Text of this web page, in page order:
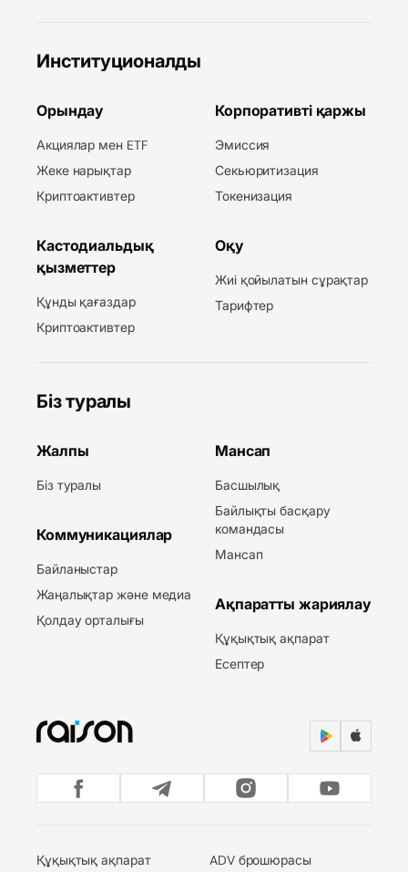
Институционалды
Орындау
Акциялар мен ETF
Жеке нарықтар
Криптоактивтер
Кастодиальдық
қызметтер
Құнды қағаздар
Криптоактивтер
Корпоративті қаржы
Эмиссия
Секьюритизация
Токенизация
Оқу
Жиі қойылатын сұрақтар
Тарифтер
Біз туралы
Жалпы
Біз туралы
Коммуникациялар
Байланыстар
Жаңалықтар және медиа
Қолдау орталығы
Мансап
Басшылық
Байлықты басқару
командасы
Мансап
Ақпаратты жариялау
Құқықтық ақпарат
Есептер
Құқықтық ақпарат ADV брошюрасы